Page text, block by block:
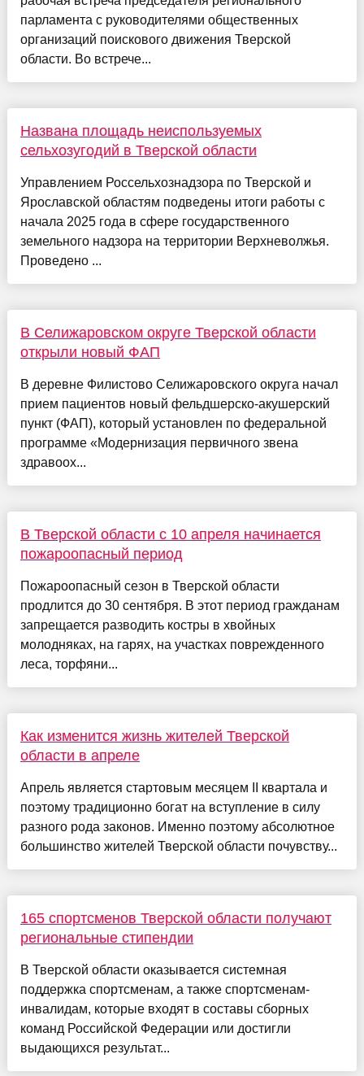
парламента с руководителями общественных
организаций поискового движения Тверской
области. Во встрече...
Названа площадь неиспользуемых
сельхозугодий в Тверской области
Управлением Россельхознадзора по Тверской и
Ярославской областям подведены итоги работы с
начала 2025 года в сфере государственного
земельного надзора на территории Верхневолжья.
Проведено ...
В Селижаровском округе Тверской области
открыли новый ФАП
В деревне Филистово Селижаровского округа начал
прием пациентов новый фельдшерско-акушерский
пункт (ФАП), который установлен по федеральной
программе «Модернизация первичного звена
здравоох...
В Тверской области с 10 апреля начинается
пожароопасный период
Пожароопасный сезон в Тверской области
продлится до 30 сентября. В этот период гражданам
запрещается разводить костры в хвойных
молодняках, на гарях, на участках поврежденного
леса, торфяни...
Как изменится жизнь жителей Тверской
области в апреле
Апрель является стартовым месяцем II квартала и
поэтому традиционно богат на вступление в силу
разного рода законов. Именно поэтому абсолютное
большинство жителей Тверской области почувству...
165 спортсменов Тверской области получают
региональные стипендии
В Тверской области оказывается системная
поддержка спортсменам, а также спортсменам-
инвалидам, которые входят в составы сборных
команд Российской Федерации или достигли
выдающихся результат...